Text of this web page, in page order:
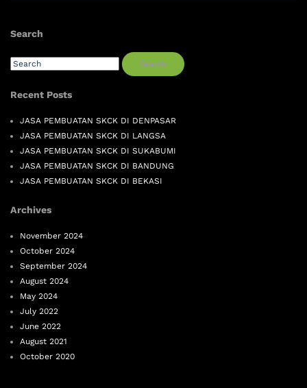
Search
Search
Recent Posts
JASA PEMBUATAN SKCK DI DENPASAR
JASA PEMBUATAN SKCK DI LANGSA
JASA PEMBUATAN SKCK DI SUKABUMI
JASA PEMBUATAN SKCK DI BANDUNG
JASA PEMBUATAN SKCK DI BEKASI
Archives
November 2024
October 2024
September 2024
August 2024
May 2024
July 2022
June 2022
August 2021
October 2020